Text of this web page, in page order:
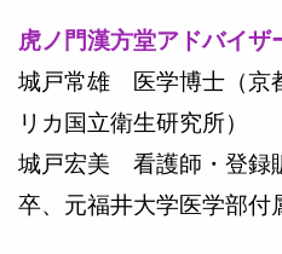
虎ノ門漢方堂アドバイザ
城戸常雄 医学博士（京
リカ国立衛生研究所）
城戸宏美 看護師・登録
卒、元福井大学医学部付